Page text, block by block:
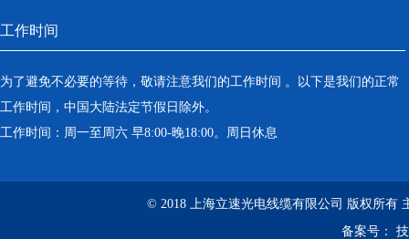
工作时间
为了避免不必要的等待，敬请注意我们的工作时间 。以下是我们的正常
工作时间，中国大陆法定节假日除外。
工作时间：周一至周六 早8:00-晚18:00。周日休息
© 2018 上海立速光电线缆有限公司 版权所有
备案号：